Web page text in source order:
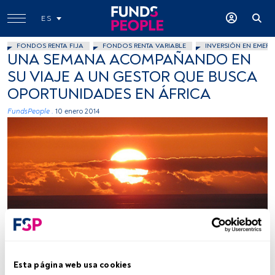
Esta página web usa cookies
ES
FONDOS RENTA FIJA FONDOS RENTA VARIABLE INVERSIÓN EN
UNA SEMANA ACOMPAÑANDO EN
SU VIAJE A UN GESTOR QUE BUSCA
OPORTUNIDADES EN ÁFRICA
FundsPeople . 10 enero 2014
aguslepe, Flickr Creative Commons
Tiempo lectura: 9 min.